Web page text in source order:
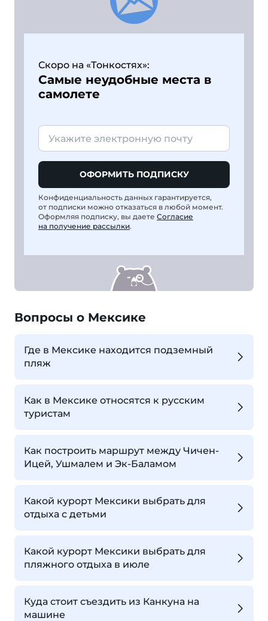
Скоро на «Тонкостях»:
Самые неудобные места в
самолете
ОФОРМИТЬ ПОДПИСКУ
Конфиденциальность данных гарантируется,
от подписки можно отказаться в любой момент.
Оформляя подписку, вы даете Согласие
на получение рассылки.
Вопросы о Мексике
Где в Мексике находится подземный
пляж
Как в Мексике относятся к русским
туристам
Как построить маршрут между Чичен-
Ицей, Ушмалем и Эк-Баламом
Какой курорт Мексики выбрать для
отдыха с детьми
Какой курорт Мексики выбрать для
пляжного отдыха в июле
Куда стоит съездить из Канкуна на
машине